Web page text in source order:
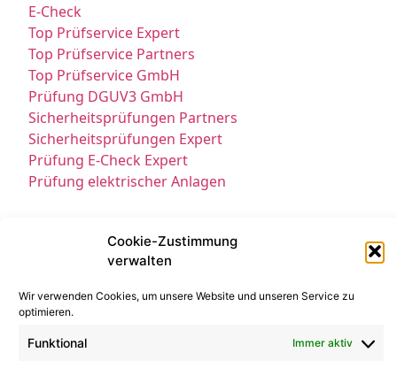
Cookie-Zustimmung
verwalten
Wir verwenden Cookies, um unsere Website und unseren Service zu
optimieren.
Funktional Immer aktiv
E-Check
Top Prüfservice Expert
Top Prüfservice Partners
Top Prüfservice GmbH
Prüfung DGUV3 GmbH
Sicherheitsprüfungen Partners
Sicherheitsprüfungen Expert
Prüfung E-Check Expert
Prüfung elektrischer Anlagen
Datenschutz